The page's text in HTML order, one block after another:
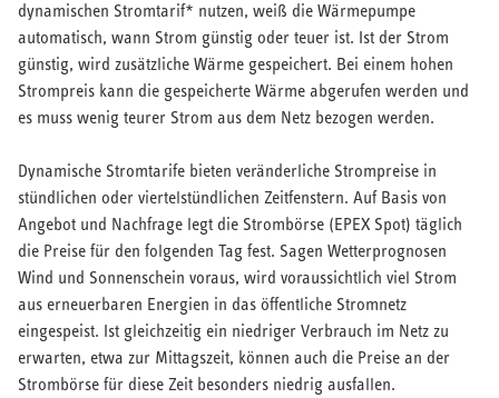
dynamischen Stromtarif* nutzen, weiß die Wärmepumpe
automatisch, wann Strom günstig oder teuer ist. Ist der Strom
günstig, wird zusätzliche Wärme gespeichert. Bei einem hohen
Strompreis kann die gespeicherte Wärme abgerufen werden und
es muss wenig teurer Strom aus dem Netz bezogen werden.
Dynamische Stromtarife bieten veränderliche Strompreise in
stündlichen oder viertelstündlichen Zeitfenstern. Auf Basis von
Angebot und Nachfrage legt die Strombörse (EPEX Spot) täglich
die Preise für den folgenden Tag fest. Sagen Wetterprognosen
Wind und Sonnenschein voraus, wird voraussichtlich viel Strom
aus erneuerbaren Energien in das öffentliche Stromnetz
eingespeist. Ist gleichzeitig ein niedriger Verbrauch im Netz zu
erwarten, etwa zur Mittagszeit, können auch die Preise an der
Strombörse für diese Zeit besonders niedrig ausfallen.